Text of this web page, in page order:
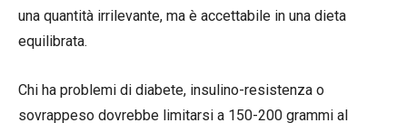
una quantità irrilevante, ma è accettabile in una dieta
equilibrata.
Chi ha problemi di diabete, insulino-resistenza o
sovrappeso dovrebbe limitarsi a 150-200 grammi al